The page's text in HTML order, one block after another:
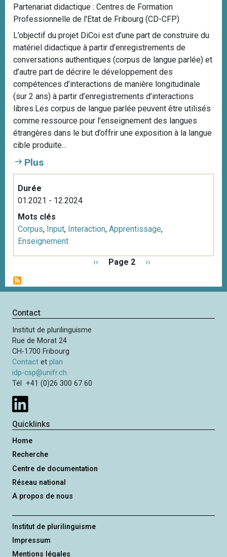
Partenariat didactique : Centres de Formation
Professionnelle de l'Etat de Fribourg (CD-CFP)
L’objectif du projet DiCoi est d’une part de construire du
matériel didactique à partir d’enregistrements de
conversations authentiques (corpus de langue parlée) et
d’autre part de décrire le développement des
compétences d’interactions de manière longitudinale
(sur 2 ans) à partir d’enregistrements d’interactions
libres.Les corpus de langue parlée peuvent être utilisés
comme ressource pour l’enseignement des langues
étrangères dans le but d’offrir une exposition à la langue
cible produite...
Plus
Durée
01.2021 - 12.2024
Mots clés
Corpus, Input, Interaction, Apprentissage,
Enseignement
g
i
a
t
i
o
n
P
g
‹‹ Page 2
P
g
››
Contact
Institut de plurilinguisme
Rue de Morat 24
CH-1700 Fribourg
Contact etplan
idp-csp@unifr.ch
Tél +41 (0)26 300 67 60
Quicklinks
Home
Recherche
Centre de documentation
Réseau national
A propos de nous
Institut de plurilinguisme
Impressum
Mentions légales